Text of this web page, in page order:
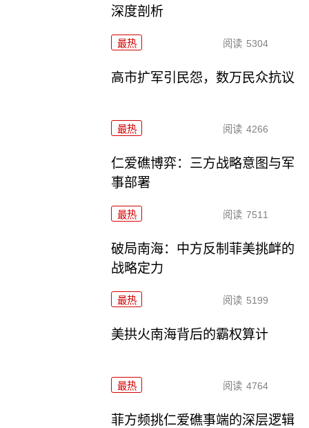
深度剖析
最热 阅读 5304
高市扩军引民怨，数万民众抗议
最热 阅读 4266
仁爱礁博弈：三方战略意图与军
事部署
最热 阅读 7511
破局南海：中方反制菲美挑衅的
战略定力
最热 阅读 5199
美拱火南海背后的霸权算计
最热 阅读 4764
菲方频挑仁爱礁事端的深层逻辑